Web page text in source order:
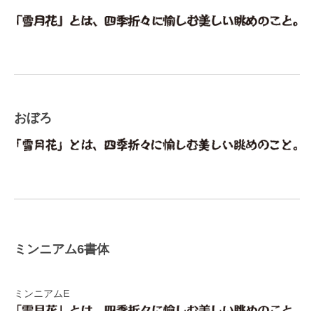
おぼろ
ミンニアム6書体
ミンニアムE